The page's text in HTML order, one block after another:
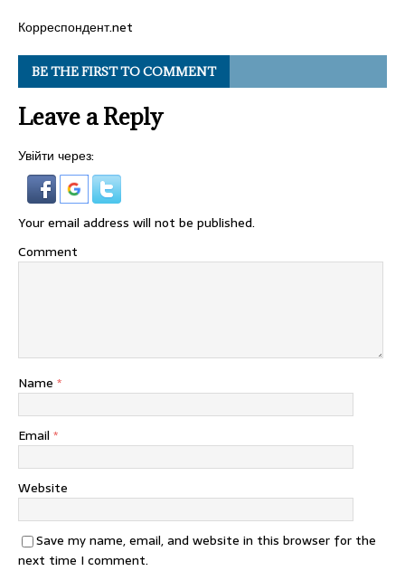
Корреспондент.net
BE THE FIRST TO COMMENT
Leave a Reply
Увійти через:
Your email address will not be published.
Comment
Name *
Email *
Website
Save my name, email, and website in this browser for the
next time I comment.